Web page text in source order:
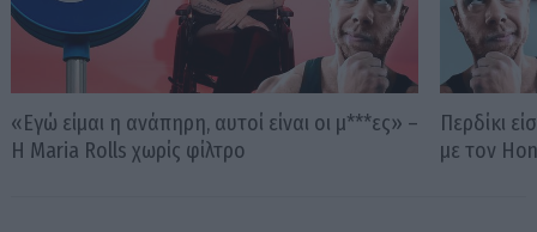
«Εγώ είμαι η ανάπηρη, αυτοί είναι οι μ***ες» –
Η Maria Rolls χωρίς φίλτρο
Περδίκι
με τον